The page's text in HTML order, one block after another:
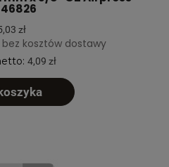
zł
bez kosztów dostawy
4,09 zł